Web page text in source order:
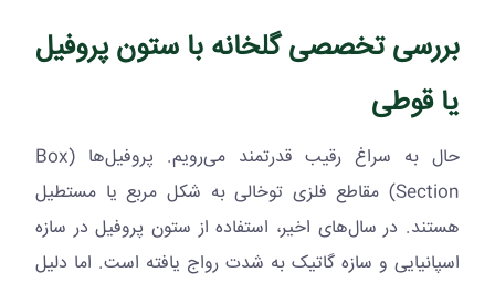
بررسی تخصصی گلخانه با ستون پروفیل
یا قوطی
حال به سراغ رقیب قدرتمند می‌رویم. پروفیل‌ها (Box
Section) مقاطع فلزی توخالی به شکل مربع یا مستطیل
هستند. در سال‌های اخیر، استفاده از ستون پروفیل در سازه
اسپانیایی و سازه گاتیک به شدت رواج یافته است. اما دلیل